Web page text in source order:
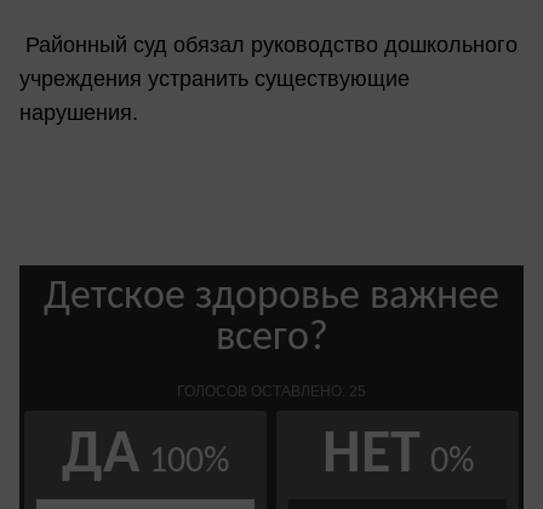
Районный суд обязал руководство дошкольного
учреждения устранить существующие
нарушения.